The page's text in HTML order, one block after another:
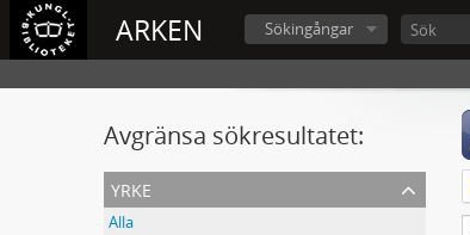
ARKEN Sökingångar
Avgränsa sökresultatet:
yrke
Alla